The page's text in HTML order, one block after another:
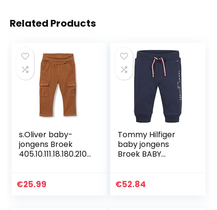
Related Products
s.Oliver baby-
jongens Broek
405.10.111.18.180.2107
€25.99
Tommy Hilfiger
baby jongens
Broek BABY
€52.84